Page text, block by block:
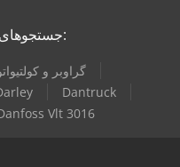
جستجوهای فعلی ماشین‌آلات:
گراوبر و
Dantruck
Vlt 3016